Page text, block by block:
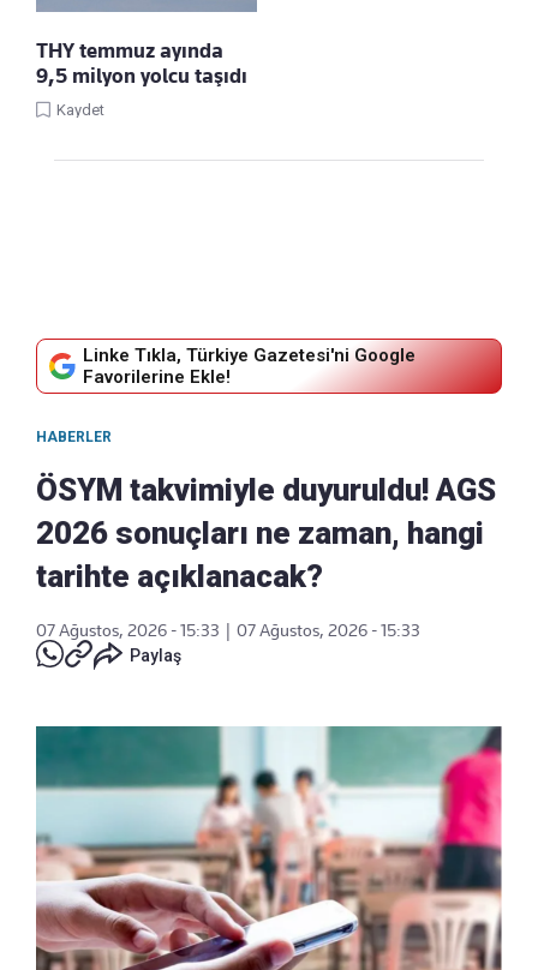
THY temmuz ayında
9,5 milyon yolcu taşıdı
Kaydet
Linke Tıkla, Türkiye Gazetesi'ni Google
Favorilerine Ekle!
HABERLER
ÖSYM takvimiyle duyuruldu! AGS
2026 sonuçları ne zaman, hangi
tarihte açıklanacak?
07 Ağustos, 2026 - 15:33
07 Ağustos, 2026 - 15:33
Paylaş